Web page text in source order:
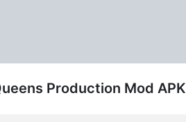
Production Mod APK